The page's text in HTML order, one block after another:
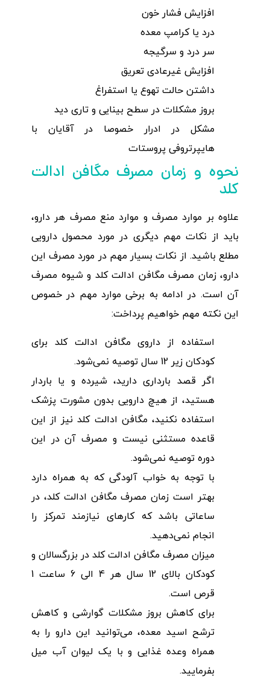
افزایش فشار خون
درد یا کرامپ معده
سر درد و سرگیجه
افزایش غیرعادی تعریق
داشتن حالت تهوع یا استفراغ
بروز مشکلات در سطح بینایی و تاری دید
مشکل در ادرار خصوصا در آقایان با
هایپرتروفی پروستات
نحوه و زمان مصرف مگافن ادالت
کلد
علاوه بر موارد مصرف و موارد منع مصرف هر دارو،
باید از نکات مهم دیگری در مورد محصول دارویی
مطلع باشید. از نکات بسیار مهم در مورد مصرف این
دارو، زمان مصرف مگافن ادالت کلد و شیوه مصرف
آن است. در ادامه به برخی موارد مهم در خصوص
این نکته مهم خواهیم پرداخت:
استفاده از داروی مگافن ادالت کلد برای
کودکان زیر 12 سال توصیه نمی‌شود.
اگر قصد بارداری دارید، شیرده و یا باردار
هستید، از هیچ دارویی بدون مشورت پزشک
استفاده نکنید، مگافن ادالت کلد نیز از این
قاعده مستثنی نیست و مصرف آن در این
دوره توصیه نمی‌شود.
با توجه به خواب آلودگی که به همراه دارد
بهتر است زمان مصرف مگافن ادالت کلد، در
ساعاتی باشد که کارهای نیازمند تمرکز را
انجام نمی‌دهید.
میزان مصرف مگافن ادالت کلد در بزرگسالان و
کودکان بالای 12 سال هر 4 الی 6 ساعت 1
قرص است.
برای کاهش بروز مشکلات گوارشی و کاهش
ترشح اسید معده، می‌توانید این دارو را به
همراه وعده غذایی و با یک لیوان آب میل
بفرمایید.